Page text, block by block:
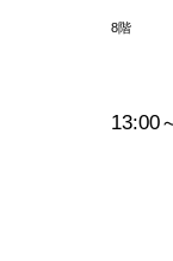
8階
13:00